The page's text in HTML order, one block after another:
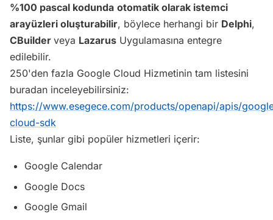
%100 pascal kodunda otomatik olarak istemci
arayüzleri oluşturabilir, böylece herhangi bir Delphi,
CBuilder veya Lazarus Uygulamasına entegre
edilebilir.
250'den fazla Google Cloud Hizmetinin tam listesini
buradan inceleyebilirsiniz:
https://www.esegece.com/products/openapi/apis/
cloud-sdk
Liste, şunlar gibi popüler hizmetleri içerir:
Google Calendar
Google Docs
Google Gmail